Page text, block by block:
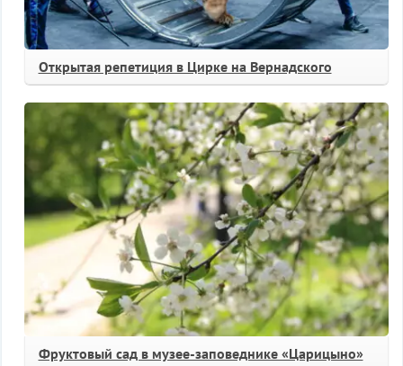
Открытая репетиция в Цирке на Вернадского
Фруктовый сад в музее-заповеднике «Царицыно»